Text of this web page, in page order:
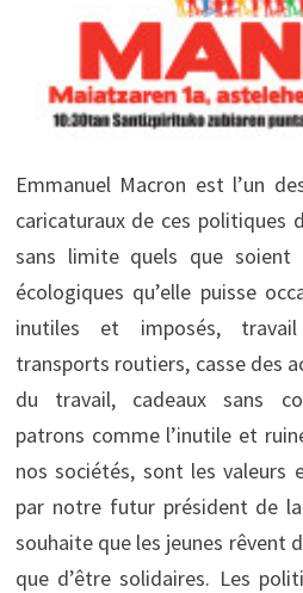
Emmanuel Macron est l’un
caricaturaux de ces politiques
sans limite quels que soient
écologiques qu’elle puisse
inutiles et imposés,
transports routiers, casse des
du travail, cadeaux sans
patrons comme l’inutile et
nos sociétés, sont les valeurs
par notre futur président de
souhaite que les jeunes rêvent
que d’être solidaires. Les